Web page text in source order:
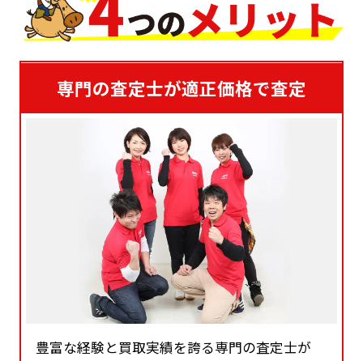
専門の査定士が適正価格で査定
豊富な経験と買取実績を誇る専門の査定士が